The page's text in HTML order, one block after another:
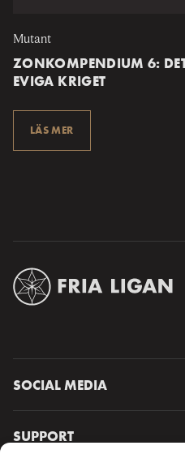
Mutant
ZONKOMPENDIUM 6:
EVIGA KRIGET
LÄS MER
SOCIAL MEDIA
Facebook
SUPPORT